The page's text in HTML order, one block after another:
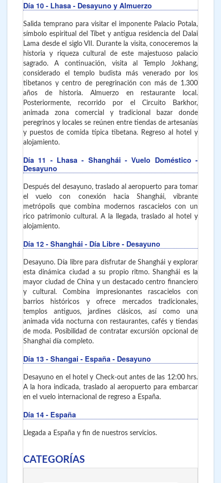
Día 10 - Lhasa - Desayuno y Almuerzo
Salida temprano para visitar el imponente Palacio Potala,
símbolo espiritual del Tíbet y antigua residencia del Dalai
Lama desde el siglo VII. Durante la visita, conoceremos la
historia y riqueza cultural de este majestuoso palacio
sagrado. A continuación, visita al Templo Jokhang,
considerado el templo budista más venerado por los
tibetanos y centro de peregrinación con más de 1.300
años de historia. Almuerzo en restaurante local.
Posteriormente, recorrido por el Circuito Barkhor,
animada zona comercial y tradicional bazar donde
peregrinos y locales se reúnen entre tiendas de artesanías
y puestos de comida típica tibetana. Regreso al hotel y
alojamiento.
Día 11 - Lhasa - Shanghái - Vuelo Doméstico -
Desayuno
Después del desayuno, traslado al aeropuerto para tomar
el vuelo con conexión hacia Shanghái, vibrante
metrópolis que combina modernos rascacielos con un
rico patrimonio cultural. A la llegada, traslado al hotel y
alojamiento.
Día 12 - Shanghái - Día Libre - Desayuno
Desayuno. Día libre para disfrutar de Shanghái y explorar
esta dinámica ciudad a su propio ritmo. Shanghái es la
mayor ciudad de China y un destacado centro financiero
y cultural. Combina impresionantes rascacielos con
barrios históricos y ofrece mercados tradicionales,
templos antiguos, jardines clásicos, así como una
animada vida nocturna con restaurantes, cafés y tiendas
de moda. Posibilidad de contratar excursión opcional de
Shanghai día completo.
Día 13 - Shangai - España - Desayuno
Desayuno en el hotel y Check-out antes de las 12:00 hrs.
A la hora indicada, traslado al aeropuerto para embarcar
en el vuelo internacional de regreso a España.
Día 14 - España
Llegada a España y fin de nuestros servicios.
CATEGORÍAS